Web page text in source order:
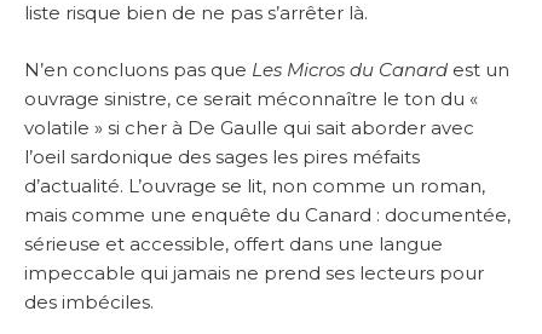
liste risque bien de ne pas s’arrêter là.
N’en concluons pas que Les Micros du Canard est un
ouvrage sinistre, ce serait méconnaître le ton du «
volatile » si cher à De Gaulle qui sait aborder avec
l’oeil sardonique des sages les pires méfaits
d’actualité. L’ouvrage se lit, non comme un roman,
mais comme une enquête du Canard : documentée,
sérieuse et accessible, offert dans une langue
impeccable qui jamais ne prend ses lecteurs pour
des imbéciles.